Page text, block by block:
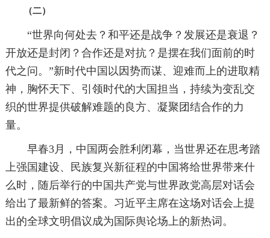
（二）
“世界向何处去？和平还是战争？发展还是衰退？
开放还是封闭？合作还是对抗？是摆在我们面前的时
代之问。”新时代中国以因势而谋、迎难而上的进取精
神，胸怀天下、引领时代的大国担当，持续为变乱交
织的世界提供破解难题的良方、凝聚团结合作的力
量。
早春3月，中国两会胜利闭幕，当世界还在思考踏
上强国建设、民族复兴新征程的中国将给世界带来什
么时，随后举行的中国共产党与世界政党高层对话会
给出了最新鲜的答案。习近平主席在这场对话会上提
出的全球文明倡议成为国际舆论场上的新热词。